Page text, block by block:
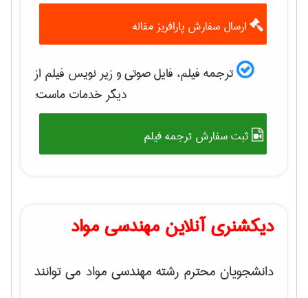
ارسال سفارش پارافریز مقاله
ترجمه فیلم، فایل صوتی و زیر نویس فیلم از
دیگر خدمات ماست:
ثبت سفارش ترجمه فیلم
دیکشنری آنلاین مهندسی مواد
دانشجویان محترم رشته مهندسی مواد می توانند